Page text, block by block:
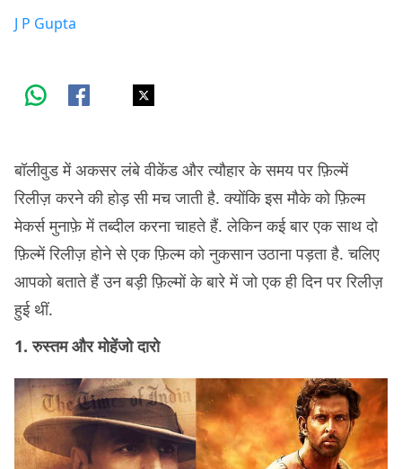
J P Gupta
बॉलीवुड में अकसर लंबे वीकेंड और त्यौहार के समय पर फ़िल्में
रिलीज़ करने की होड़ सी मच जाती है. क्योंकि इस मौके को फ़िल्म
मेकर्स मुनाफ़े में तब्दील करना चाहते हैं. लेकिन कई बार एक साथ दो
फ़िल्में रिलीज़ होने से एक फ़िल्म को नुकसान उठाना पड़ता है. चलिए
आपको बताते हैं उन बड़ी फ़िल्मों के बारे में जो एक ही दिन पर रिलीज़
हुई थीं.
1. रुस्तम और मोहेंजो दारो